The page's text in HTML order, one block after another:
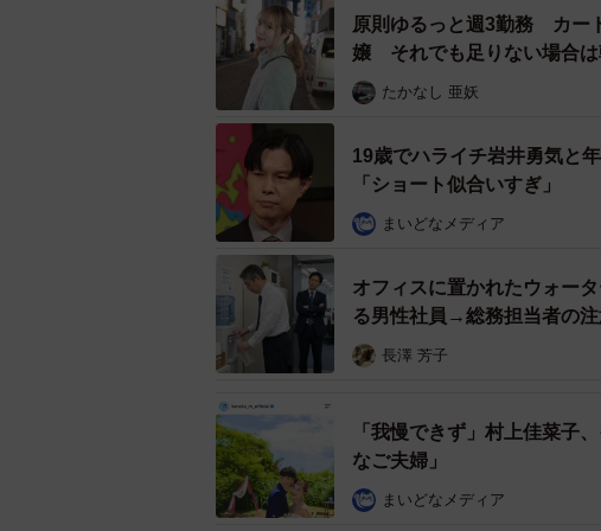
原則ゆるっと週3勤務 カー
嬢 それでも足りない場合は
材】
たかなし 亜妖
19歳でハライチ岩井勇気と
「ショート似合いすぎ」
まいどなメディア
オフィスに置かれたウォー
る男性社員→総務担当者の注
長澤 芳子
「我慢できず」村上佳菜子
なご夫婦」
まいどなメディア